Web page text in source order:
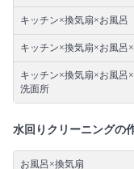
キッチン×換気扇×お風呂
キッチン×換気扇×お風呂
キッチン×換気扇×お風呂
洗面所
水回りクリーニングの
お風呂×換気扇